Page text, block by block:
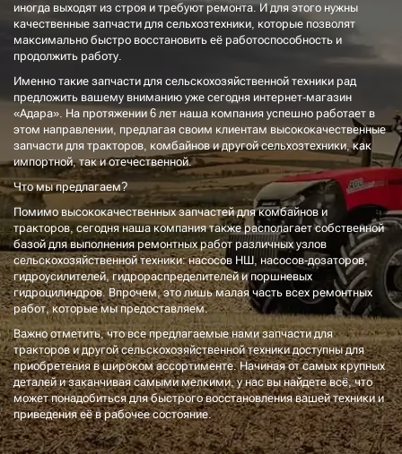
иногда выходят из строя и требуют ремонта. И для этого нужны
качественные запчасти для сельхозтехники, которые позволят
максимально быстро восстановить её работоспособность и
продолжить работу.
Именно такие запчасти для сельскохозяйственной техники рад
предложить вашему вниманию уже сегодня интернет-магазин
«Адара». На протяжении 6 лет наша компания успешно работает в
этом направлении, предлагая своим клиентам высококачественные
запчасти для тракторов, комбайнов и другой сельхозтехники, как
импортной, так и отечественной.
Что мы предлагаем?
Помимо высококачественных запчастей для комбайнов и
тракторов, сегодня наша компания также располагает собственной
базой для выполнения ремонтных работ различных узлов
сельскохозяйственной техники: насосов НШ, насосов-дозаторов,
гидроусилителей, гидрораспределителей и поршневых
гидроцилиндров. Впрочем, это лишь малая часть всех ремонтных
работ, которые мы предоставляем.
Важно отметить, что все предлагаемые нами запчасти для
тракторов и другой сельскохозяйственной техники доступны для
приобретения в широком ассортименте. Начиная от самых крупных
деталей и заканчивая самыми мелкими, у нас вы найдете всё, что
может понадобиться для быстрого восстановления вашей техники и
приведения её в рабочее состояние.